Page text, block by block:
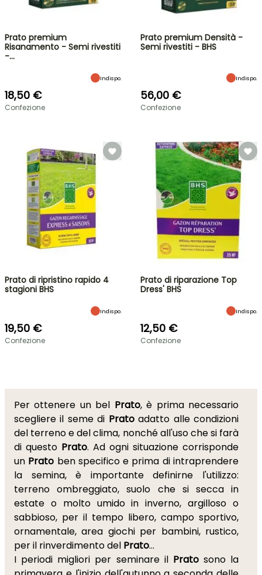
Prato premium
Risanamento - Semi rivestiti
-…
Indispo.
18,50 €
Confezione
Prato premium Densità -
Semi rivestiti - BHS
Indispo.
56,00 €
Confezione
Prato di ripristino rapido 4
stagioni BHS
Indispo.
19,50 €
Confezione
Prato di riparazione Top
Dress' BHS
Indispo.
12,50 €
Confezione
Per ottenere un bel Prato, è prima necessario
scegliere il seme di Pratoadatto alle condizioni
del terreno e del clima, nonché all'uso che si farà
di questo Prato. Ad ogni situazione corrisponde
un Prato ben specifico e prima di intraprendere
la semina, è importante definirne l'utilizzo:
terreno ombreggiato, suolo che si secca in
estate o molto umido in inverno, argilloso o
sabbioso, per il tempo libero, campo sportivo,
ornamentale, area giochi per bambini, rustico,
per il rinverdimento del Prato...
I periodi migliori per seminare il Pratosono la